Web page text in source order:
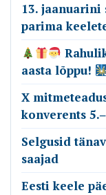
13. jaanuarini
parima
aasta lõppu!
X
konverents
Selgusid
saajad
Eesti keele